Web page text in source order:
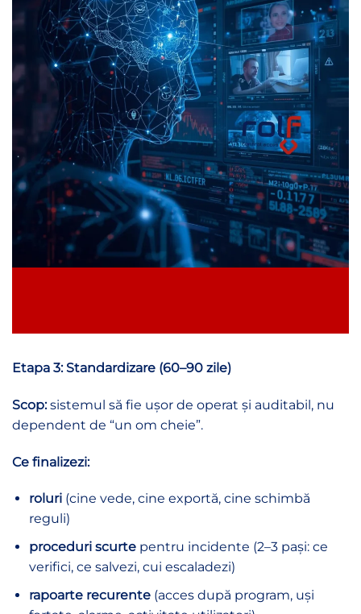
Etapa 3: Standardizare (60–90 zile)
Scop:sistemul să fie ușor de operat și auditabil, nu
dependent de “un om cheie”.
Ce finalizezi:
roluri(cine vede, cine exportă, cine schimbă
reguli)
proceduri scurtepentru incidente (2–3 pași: ce
verifici, ce salvezi, cui escaladezi)
rapoarte recurente(acces după program, uși